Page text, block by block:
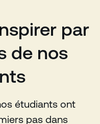
par
de nos
étudiants ont
pas dans